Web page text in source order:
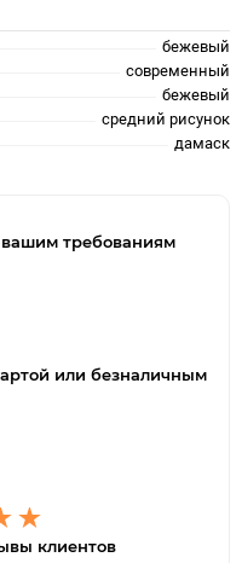
бежевый
современный
бежевый
средний рисунок
дамаск
требованиям
или безналичным
клиентов